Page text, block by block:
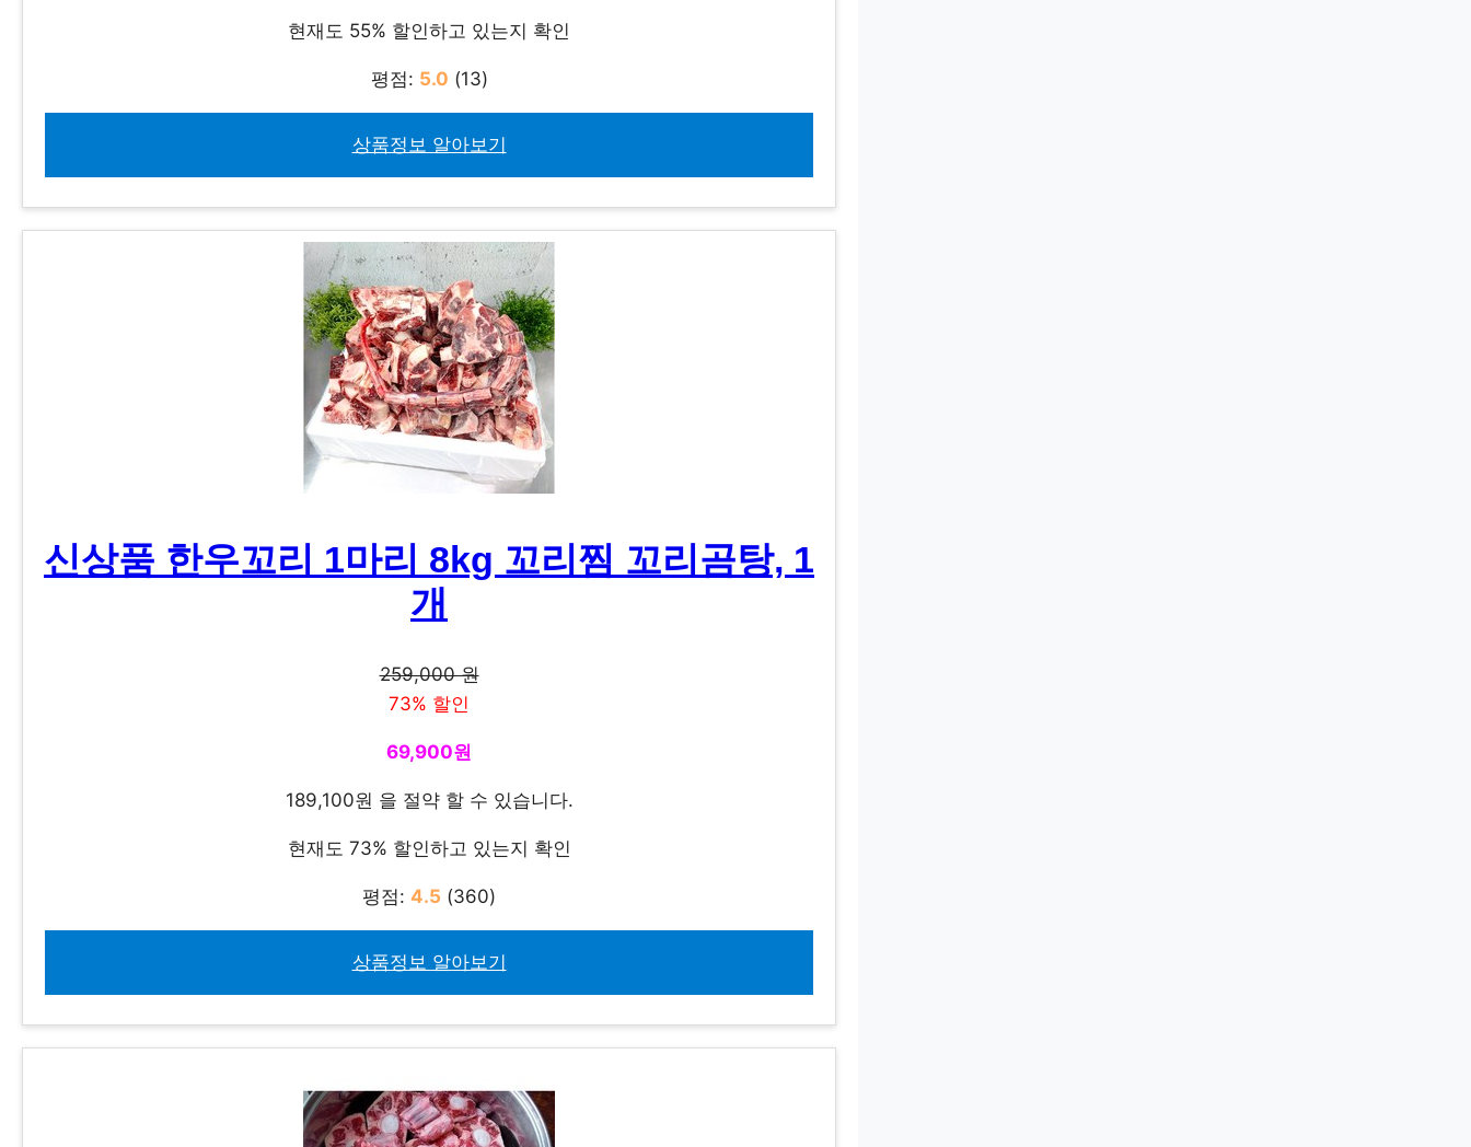
현재도 55% 할인하고 있는지 확인
평점: 5.0 (13)
상품정보 알아보기
신상품 한우꼬리 1마리 8kg 꼬리찜 꼬리곰탕, 1
개
259,000 원
73% 할인
69,900원
189,100원 을 절약 할 수 있습니다.
현재도 73% 할인하고 있는지 확인
평점: 4.5 (360)
상품정보 알아보기